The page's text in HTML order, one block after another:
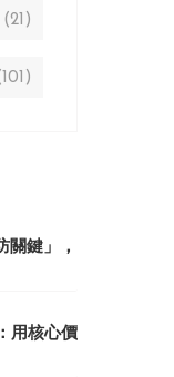
(21)
關鍵」，
用核心價